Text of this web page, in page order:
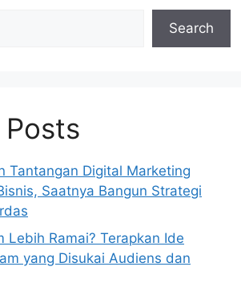
Search
Tantangan Digital Marketing
Saatnya Bangun Strategi
Lebih Ramai? Terapkan Ide
yang Disukai Audiens dan